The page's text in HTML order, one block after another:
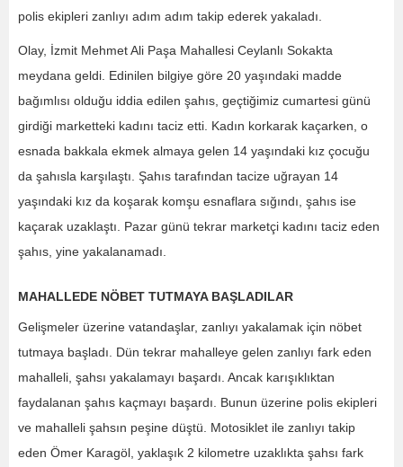
polis ekipleri zanlıyı adım adım takip ederek yakaladı.
Olay, İzmit Mehmet Ali Paşa Mahallesi Ceylanlı Sokakta
meydana geldi. Edinilen bilgiye göre 20 yaşındaki madde
bağımlısı olduğu iddia edilen şahıs, geçtiğimiz cumartesi günü
girdiği marketteki kadını taciz etti. Kadın korkarak kaçarken, o
esnada bakkala ekmek almaya gelen 14 yaşındaki kız çocuğu
da şahısla karşılaştı. Şahıs tarafından tacize uğrayan 14
yaşındaki kız da koşarak komşu esnaflara sığındı, şahıs ise
kaçarak uzaklaştı. Pazar günü tekrar marketçi kadını taciz eden
şahıs, yine yakalanamadı.
MAHALLEDE NÖBET TUTMAYA BAŞLADILAR
Gelişmeler üzerine vatandaşlar, zanlıyı yakalamak için nöbet
tutmaya başladı. Dün tekrar mahalleye gelen zanlıyı fark eden
mahalleli, şahsı yakalamayı başardı. Ancak karışıklıktan
faydalanan şahıs kaçmayı başardı. Bunun üzerine polis ekipleri
ve mahalleli şahsın peşine düştü. Motosiklet ile zanlıyı takip
eden Ömer Karagöl, yaklaşık 2 kilometre uzaklıkta şahsı fark